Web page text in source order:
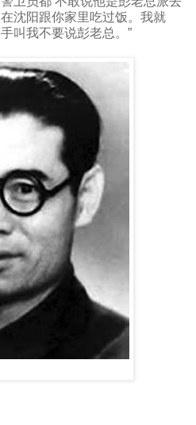
沈阳跟你家里吃过饭。我就
叫我不要说彭老总。”